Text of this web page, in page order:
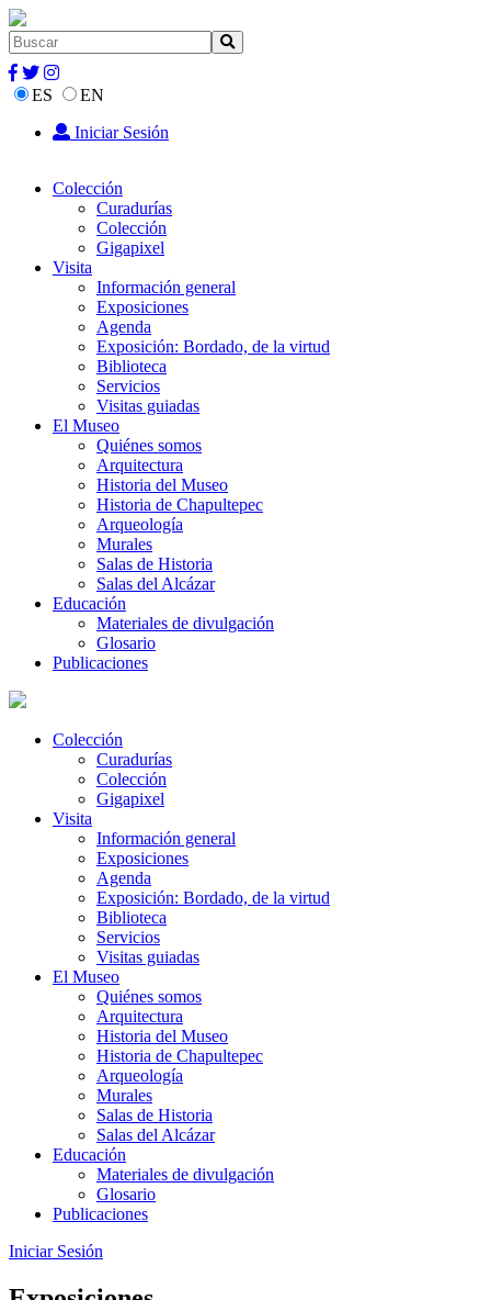
ES
EN
Iniciar Sesión
Colección
Curadurías
Colección
Gigapixel
Visita
Información general
Exposiciones
Agenda
Exposición: Bordado, de la virtud
Biblioteca
Servicios
Visitas guiadas
El Museo
Quiénes somos
Arquitectura
Historia del Museo
Historia de Chapultepec
Arqueología
Murales
Salas de Historia
Salas del Alcázar
Educación
Materiales de divulgación
Glosario
Publicaciones
Colección
Curadurías
Colección
Gigapixel
Visita
Información general
Exposiciones
Agenda
Exposición: Bordado, de la virtud
Biblioteca
Servicios
Visitas guiadas
El Museo
Quiénes somos
Arquitectura
Historia del Museo
Historia de Chapultepec
Arqueología
Murales
Salas de Historia
Salas del Alcázar
Educación
Materiales de divulgación
Glosario
Publicaciones
Iniciar Sesión